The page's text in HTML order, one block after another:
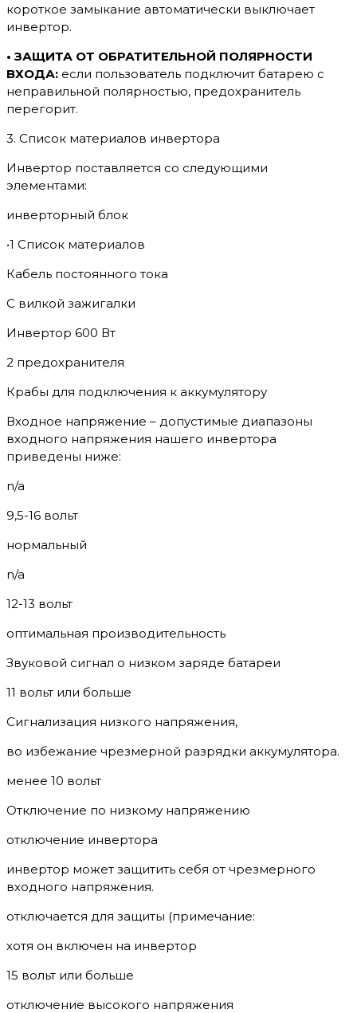
короткое замыкание автоматически выключает
инвертор.
• ЗАЩИТА ОТ ОБРАТИТЕЛЬНОЙ ПОЛЯРНОСТИ
ВХОДА: если пользователь подключит батарею с
неправильной полярностью, предохранитель
перегорит.
3. Список материалов инвертора
Инвертор поставляется со следующими
элементами:
инверторный блок
•1 Список материалов
Кабель постоянного тока
С вилкой зажигалки
Инвертор 600 Вт
2 предохранителя
Крабы для подключения к аккумулятору
Входное напряжение – допустимые диапазоны
входного напряжения нашего инвертора
приведены ниже:
n/a
9,5-16 вольт
нормальный
n/a
12-13 вольт
оптимальная производительность
Звуковой сигнал о низком заряде батареи
11 вольт или больше
Сигнализация низкого напряжения,
во избежание чрезмерной разрядки аккумулятора.
менее 10 вольт
Отключение по низкому напряжению
отключение инвертора
инвертор может защитить себя от чрезмерного
входного напряжения.
отключается для защиты (примечание:
хотя он включен на инвертор
15 вольт или больше
отключение высокого напряжения